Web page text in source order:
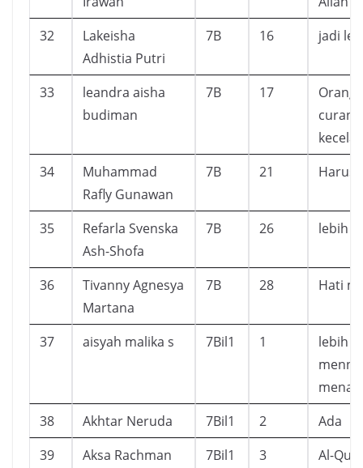
32
Lakeisha
Adhistia Putri
7B 16 jadi
33
leandra aisha
budiman
7B 17
34
Muhammad
Rafly Gunawan
7B 21 Harus
35
Refarla Svenska
Ash-Shofa
7B 26 lebih
36
Tivanny Agnesya
Martana
7B 28 Hati
37 aisyah malika s 7Bil1 1
lebih
38
Akhtar Neruda 7Bil1 2
Ada
39
Aksa Rachman 7Bil1 3
Al-